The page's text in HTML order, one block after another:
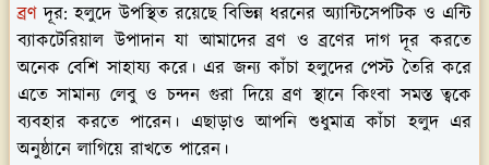
ব্রণ দূর: হলুদে উপস্থিত রয়েছে বিভিন্ন ধরনের অ্যান্টিসেপটিক ও এন্টি
ব্যাকটেরিয়াল উপাদান যা আমাদের ব্রণ ও ব্রণের দাগ দূর করতে
অনেক বেশি সাহায্য করে। এর জন্য কাঁচা হলুদের পেস্ট তৈরি করে
এতে সামান্য লেবু ও চন্দন গুরা দিয়ে ব্রণ স্থানে কিংবা সমস্ত ত্বকে
ব্যবহার করতে পারেন। এছাড়াও আপনি শুধুমাত্র কাঁচা হলুদ এর
অনুষ্ঠানে লাগিয়ে রাখতে পারেন।